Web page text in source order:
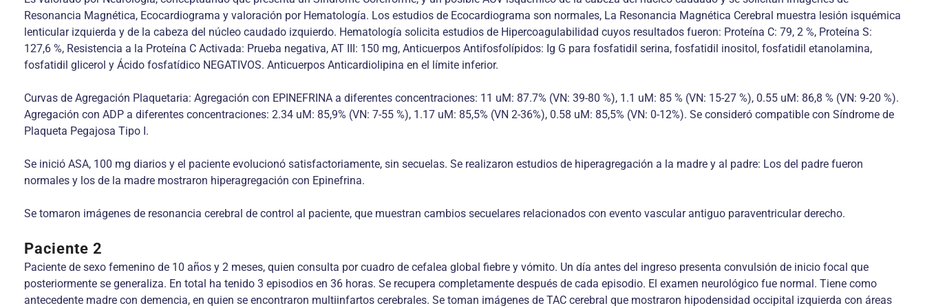
Resonancia Magnética, Ecocardiograma y valoración por Hematología. Los estudios de Ecocardiograma son normales, La Resonancia Magnética Cerebral muestra lesión isquémica
lenticular izquierda y de la cabeza del núcleo caudado izquierdo. Hematología solicita estudios de Hipercoagulabilidad cuyos resultados fueron: Proteína C: 79, 2 %, Proteína S:
127,6 %, Resistencia a la Proteína C Activada: Prueba negativa, AT III: 150 mg, Anticuerpos Antifosfolípidos: Ig G para fosfatidil serina, fosfatidil inositol, fosfatidil etanolamina,
fosfatidil glicerol y Ácido fosfatídico NEGATIVOS. Anticuerpos Anticardiolipina en el límite inferior.
Curvas de Agregación Plaquetaria: Agregación con EPINEFRINA a diferentes concentraciones: 11 uM: 87.7% (VN: 39-80 %), 1.1 uM: 85 % (VN: 15-27 %), 0.55 uM: 86,8 % (VN: 9-20 %).
Agregación con ADP a diferentes concentraciones: 2.34 uM: 85,9% (VN: 7-55 %), 1.17 uM: 85,5% (VN 2-36%), 0.58 uM: 85,5% (VN: 0-12%). Se consideró compatible con Síndrome de
Plaqueta Pegajosa Tipo I.
Se inició ASA, 100 mg diarios y el paciente evolucionó satisfactoriamente, sin secuelas. Se realizaron estudios de hiperagregación a la madre y al padre: Los del padre fueron
normales y los de la madre mostraron hiperagregación con Epinefrina.
Se tomaron imágenes de resonancia cerebral de control al paciente, que muestran cambios secuelares relacionados con evento vascular antiguo paraventricular derecho.
Paciente 2
Paciente de sexo femenino de 10 años y 2 meses, quien consulta por cuadro de cefalea global fiebre y vómito. Un día antes del ingreso presenta convulsión de inicio focal que
posteriormente se generaliza. En total ha tenido 3 episodios en 36 horas. Se recupera completamente después de cada episodio. El examen neurológico fue normal. Tiene como
antecedente madre con demencia, en quien se encontraron multiinfartos cerebrales. Se toman imágenes de TAC cerebral que mostraron hipodensidad occipital izquierda con áreas